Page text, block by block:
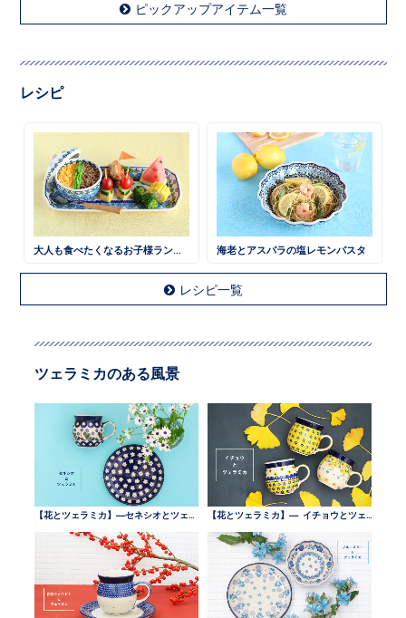
ピックアップアイテム一覧
レシピ
大人も食べたくなるお子様ランチ 鶏そぼろごはん 海老とアスパラの塩レモンパスタ
レシピ一覧
ツェラミカのある風景